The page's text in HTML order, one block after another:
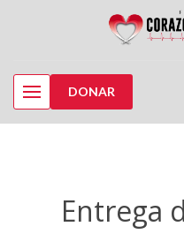
DONAR
Entrega